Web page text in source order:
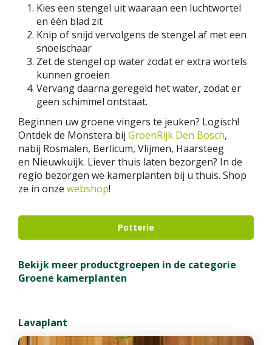
Kies een stengel uit waaraan een luchtwortel
en één blad zit
Knip of snijd vervolgens de stengel af met een
snoeischaar
Zet de stengel op water zodat er extra wortels
kunnen groeien
Vervang daarna geregeld het water, zodat er
geen schimmel ontstaat.
Beginnen uw groene vingers te jeuken? Logisch!
Ontdek de Monstera bij GroenRijk Den Bosch,
nabij Rosmalen, Berlicum, Vlijmen, Haarsteeg
en Nieuwkuijk. Liever thuis laten bezorgen? In de
regio bezorgen we kamerplanten bij u thuis. Shop
ze in onze webshop!
Potterie
Bekijk meer productgroepen in de categorie
Groene kamerplanten
Lavaplant